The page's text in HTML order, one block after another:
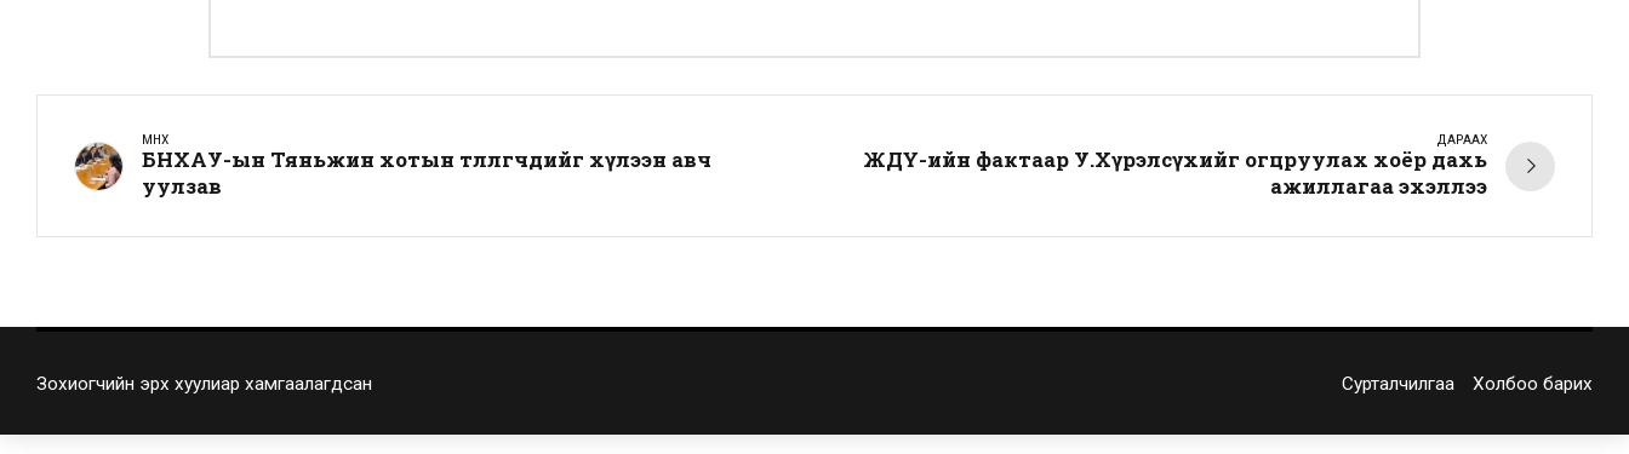
ӨМНӨХ
БНХАУ-ын Тяньжин хотын төлөөлөгчдийг хүлээн авч
уулзав
ДАРААХ
ЖДҮ-ийн фактаар У.Хүрэлсүхийг огцруулах хоёр дахь
ажиллагаа эхэллээ
Зохиогчийн эрх хуулиар хамгаалагдсан Сурталчилгаа Холбоо барих